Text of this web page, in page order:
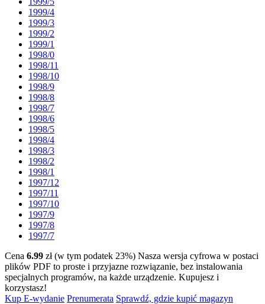
1999/4
1999/3
1999/2
1999/1
1998/0
1998/11
1998/10
1998/9
1998/8
1998/7
1998/6
1998/5
1998/4
1998/3
1998/2
1998/1
1997/12
1997/11
1997/10
1997/9
1997/8
1997/7
Cena 6.99 zł (w tym podatek 23%) Nasza wersja cyfrowa w postaci
plików PDF to proste i przyjazne rozwiązanie, bez instalowania
specjalnych programów, na każde urządzenie. Kupujesz i
korzystasz!
Kup E-wydanie Prenumerata Sprawdź, gdzie kupić magazyn